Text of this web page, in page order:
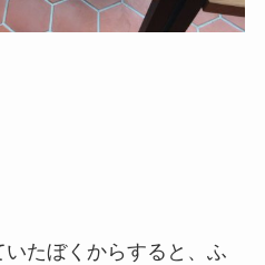
たぼくからすると、ふ